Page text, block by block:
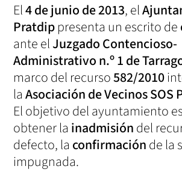
El4 de junio de 2013, el
Pratdippresenta un escrito de
ante elJuzgado Contencioso-
Administrativo n.º 1 de
marco del recurso582/2010
laAsociación de Vecinos SOS
El objetivo del ayuntamiento
obtener la inadmisióndel
defecto, la confirmaciónde la
impugnada.